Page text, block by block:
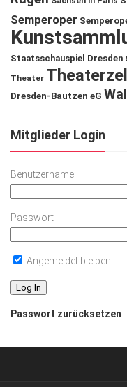
Semperoper
Staatsschauspiel Dresden
Theater
Dresden-Bautzen eG
Mitglieder Login
Benutzername
Passwort
Angemeldet bleiben
Passwort zurücksetzen